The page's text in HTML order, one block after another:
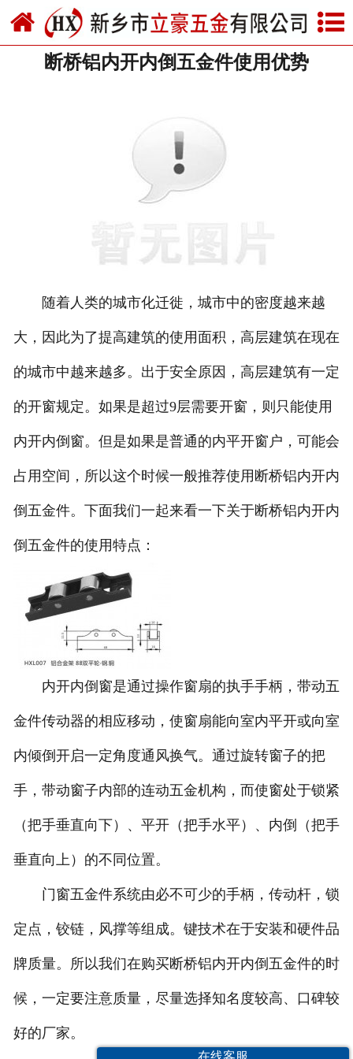
网站首页
关于我们
联系我们
断桥铝内开内倒五金件使用优势
随着人类的城市化迁徙，城市中的密度越来越
大，因此为了提高建筑的使用面积，高层建筑在现在
的城市中越来越多。出于安全原因，高层建筑有一定
的开窗规定。如果是超过9层需要开窗，则只能使用
内开内倒窗。但是如果是普通的内平开窗户，可能会
占用空间，所以这个时候一般推荐使用断桥铝内开内
倒五金件。下面我们一起来看一下关于断桥铝内开内
倒五金件的使用特点：
内开内倒窗是通过操作窗扇的执手手柄，带动五
金件传动器的相应移动，使窗扇能向室内平开或向室
内倾倒开启一定角度通风换气。通过旋转窗子的把
手，带动窗子内部的连动五金机构，而使窗处于锁紧
（把手垂直向下）、平开（把手水平）、内倒（把手
垂直向上）的不同位置。
门窗五金件系统由必不可少的手柄，传动杆，锁
定点，铰链，风撑等组成。键技术在于安装和硬件品
牌质量。所以我们在购买断桥铝内开内倒五金件的时
候，一定要注意质量，尽量选择知名度较高、口碑较
好的厂家。
在线客服